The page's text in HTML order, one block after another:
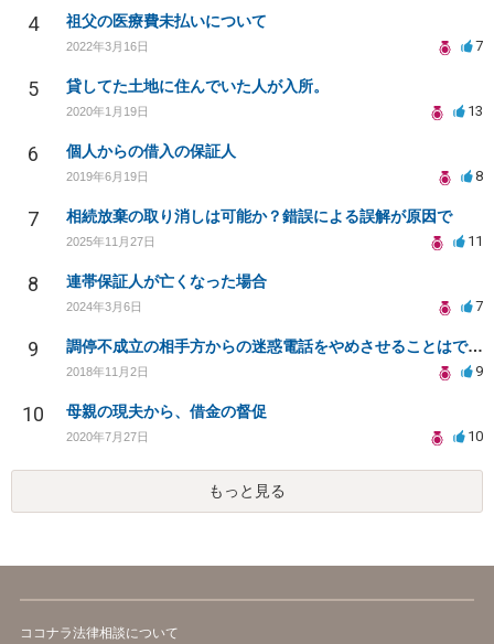
4 祖父の医療費未払いについて
2022年3月16日 7
5 貸してた土地に住んでいた人が入所。
2020年1月19日 13
6 個人からの借入の保証人
2019年6月19日 8
7 相続放棄の取り消しは可能か？錯誤による誤解が原因で
2025年11月27日 11
8 連帯保証人が亡くなった場合
2024年3月6日 7
9 調停不成立の相手方からの迷惑電話をやめさせることはできますか？
2018年11月2日 9
10 母親の現夫から、借金の督促
2020年7月27日 10
もっと見る
ココナラ法律相談について